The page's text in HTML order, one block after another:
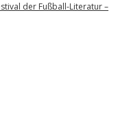
der Fußball-Literatur –